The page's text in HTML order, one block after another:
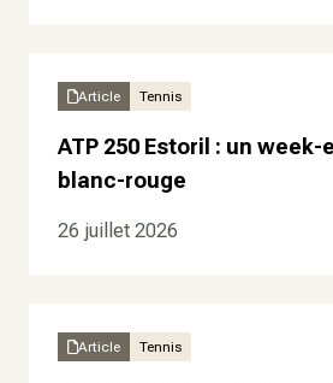
Article Tennis
ATP 250 Estoril : un week-
blanc-rouge
26 juillet 2026
Article Tennis